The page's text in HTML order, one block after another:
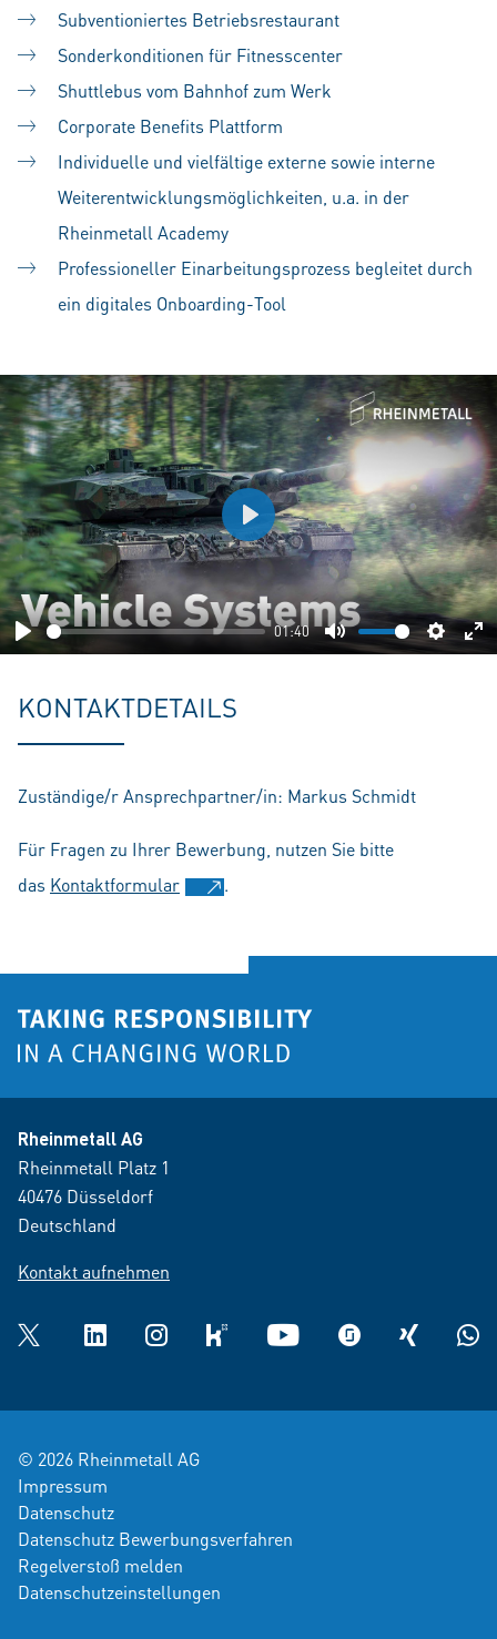
Subventioniertes Betriebsrestaurant
Sonderkonditionen für Fitnesscenter
Shuttlebus vom Bahnhof zum Werk
Corporate Benefits Plattform
Individuelle und vielfältige externe sowie interne
Weiterentwicklungsmöglichkeiten, u.a. in der
Rheinmetall Academy
Professioneller Einarbeitungsprozess begleitet durch
ein digitales Onboarding-Tool
Play
01:40
Mute
Play
KONTAKTDETAILS
Zuständige/r Ansprechpartner/in: Markus Schmidt
Für Fragen zu Ihrer Bewerbung, nutzen Sie bitte
das Kontaktformular .
Rheinmetall AG
Rheinmetall Platz 1
40476 Düsseldorf
Deutschland
Kontakt aufnehmen
Twitter LinkedInInstagramkununu YouTube glassdoorXING
© 2026 Rheinmetall AG
Impressum
Datenschutz
Datenschutz Bewerbungsverfahren
Regelverstoß melden
Datenschutzeinstellungen